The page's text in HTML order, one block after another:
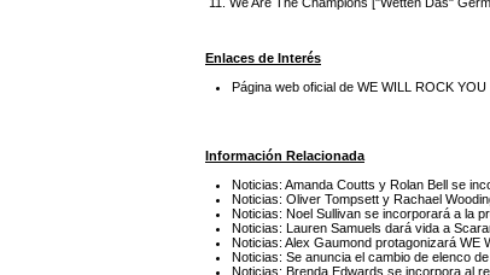
Enlaces de Interés
Página web oficial de WE WILL ROCK YOU
Información Relacionada
Noticias: Amanda Coutts y Rolan Bell se
Noticias: Oliver Tompsett y Rachael
Noticias: Noel Sullivan se incorporará a la
Noticias: Lauren Samuels dará vida a
Noticias: Alex Gaumond protagonizará WE
Noticias: Se anuncia el cambio de elenco
Noticias: Brenda Edwards se incorpora al